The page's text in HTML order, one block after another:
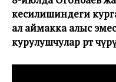
кесилишиндеги
ал аймакка алыс
курулушчулар өрт